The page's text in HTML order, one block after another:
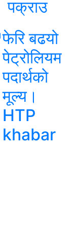
पक्राउ
फेरि बढयो
पेट्रोलियम
पदार्थको
मूल्य।
HTP
khabar